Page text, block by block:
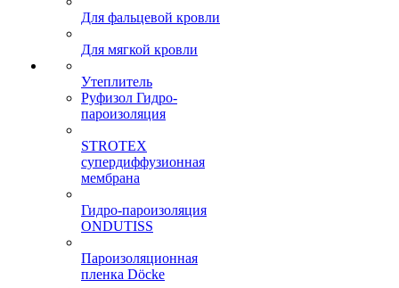
Для фальцевой кровли
Для мягкой кровли
Утеплитель
Руфизол Гидро-
пароизоляция
STROTEX
супердиффузионная
мембрана
Гидро-пароизоляция
ONDUTISS
Пароизоляционная
пленка Döcke